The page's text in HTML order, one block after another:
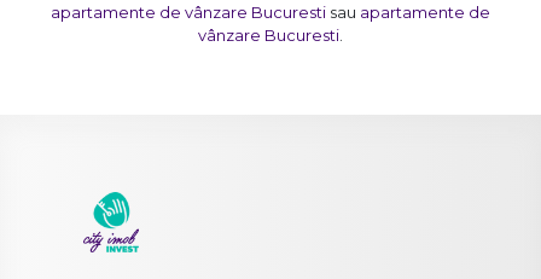
apartamente de vânzare Bucuresti sau apartamente de
vânzare Bucuresti